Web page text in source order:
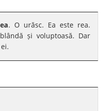
. O urăsc. Ea este rea.
și voluptoasă. Dar